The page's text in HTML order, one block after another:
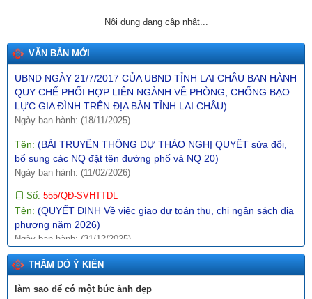
Nội dung đang cập nhật...
VĂN BẢN MỚI
BỔ SUNG MỘT SỐ ĐIỀU CỦA QUYẾT ĐỊNH SỐ 21/2017/QĐ-
UBND NGÀY 21/7/2017 CỦA UBND TỈNH LAI CHÂU BAN HÀNH
QUY CHẾ PHỐI HỢP LIÊN NGÀNH VỀ PHÒNG, CHỐNG BẠO
LỰC GIA ĐÌNH TRÊN ĐỊA BÀN TỈNH LAI CHÂU)
Ngày ban hành: (18/11/2025)
Tên: (BÀI TRUYỀN THÔNG DỰ THẢO NGHỊ QUYẾT sửa đổi,
bổ sung các NQ đặt tên đường phố và NQ 20)
Ngày ban hành: (11/02/2026)
Số:555/QĐ-SVHTTDL
Tên:(QUYẾT ĐỊNH Về việc giao dự toán thu, chi ngân sách địa
phương năm 2026)
Ngày ban hành: (31/12/2025)
Tên:(NGHỊ ĐỊNH Hướng dẫn thi hành Nghị quyết số
197/2025/QH15 ngày 17 tháng 5 năm 2025 của Quốc hội về
một số cơ chế, chính sách đặc biệt tạo đột phá trong xây dựng
THĂM DÒ Ý KIẾN
làm sao để có một bức ảnh đẹp